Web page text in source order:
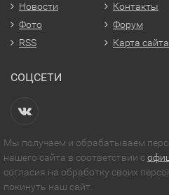
Новости
Фото
RSS
Контакты
Форум
Карта сайта
СОЦСЕТИ
Мы получаем и обрабатываем
нашего сайта в соответствии с
согласия на обработку своих
покинуть наш сайт.